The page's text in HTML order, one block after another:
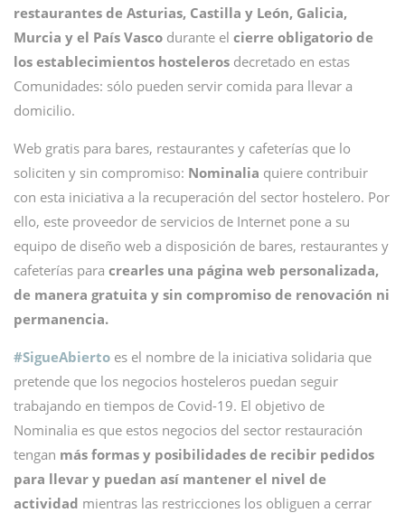
restaurantes de Asturias, Castilla y León, Galicia,
Murcia y el País Vasco durante el cierre obligatorio de
los establecimientos hosteleros decretado en estas
Comunidades: sólo pueden servir comida para llevar a
domicilio.
Web gratis para bares, restaurantes y cafeterías que lo
soliciten y sin compromiso: Nominalia quiere contribuir
con esta iniciativa a la recuperación del sector hostelero. Por
ello, este proveedor de servicios de Internet pone a su
equipo de diseño web a disposición de bares, restaurantes y
cafeterías para crearles una página web personalizada,
de manera gratuita y sin compromiso de renovación ni
permanencia.
#SigueAbierto es el nombre de la iniciativa solidaria que
pretende que los negocios hosteleros puedan seguir
trabajando en tiempos de Covid-19. El objetivo de
Nominalia es que estos negocios del sector restauración
tengan más formas y posibilidades de recibir pedidos
para llevar y puedan así mantener el nivel de
actividad mientras las restricciones los obliguen a cerrar